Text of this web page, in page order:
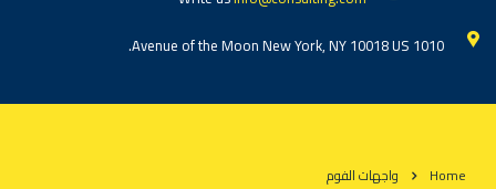
1010 Avenue of the Moon New York, NY 10018 US.
Home واجهات الفوم